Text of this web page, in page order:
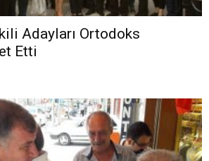
Adayları Ortodoks
Etti